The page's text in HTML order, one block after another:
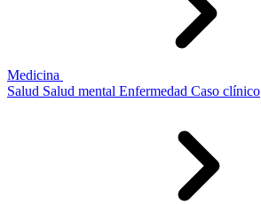
Medicina
Salud Salud mental Enfermedad Caso clínico